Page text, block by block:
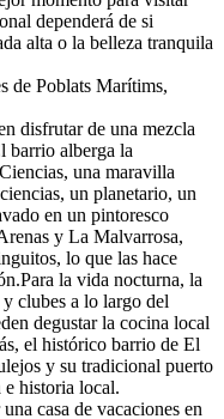
dependerá de si
alta o la belleza tranquila
de Poblats Marítims,
disfrutar de una mezcla
barrio alberga la
una maravilla
un planetario, un
en un pintoresco
y La Malvarrosa,
lo que las hace
la vida nocturna, la
y clubes a lo largo del
degustar la cocina local
el histórico barrio de El
y su tradicional puerto
e historia local.
casa de vacaciones en